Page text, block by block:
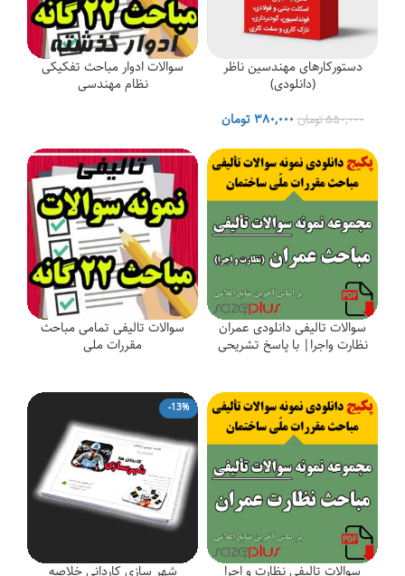
دستورکارهای مهندسین ناظر
(دانلودی)
۵۵۰,۰۰۰تومانقیمت
۵۵۰,۰۰۰ تومان
بود.
۳۸۰,۰۰۰تومانقیمت
۳۸۰,۰۰۰ تومان
است.
سوالات ادوار مباحث تفکیکی
نظام مهندسی
سوالات تالیفی دانلودی عمران
نظارت واجرا| با پاسخ تشریحی
سوالات تالیفی تمامی مباحث
مقررات ملی
سوالات تالیفی نظارت و اجرا
-13%
شهر سازی کاردانی خلاصه